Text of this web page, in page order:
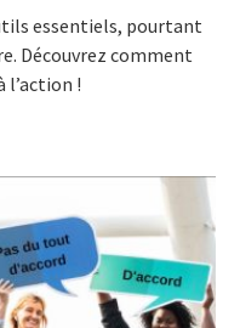
essentiels, pourtant
Découvrez comment
l’action !